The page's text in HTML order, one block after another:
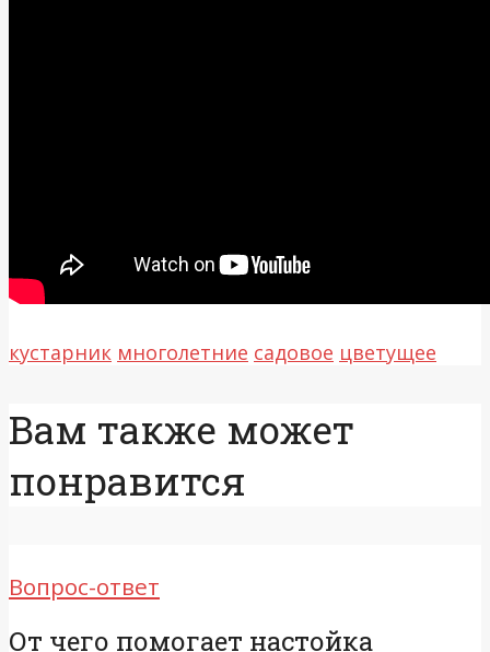
кустарник многолетние садовое цветущее
Вам также может
понравится
Вопрос-ответ
От чего помогает настойка